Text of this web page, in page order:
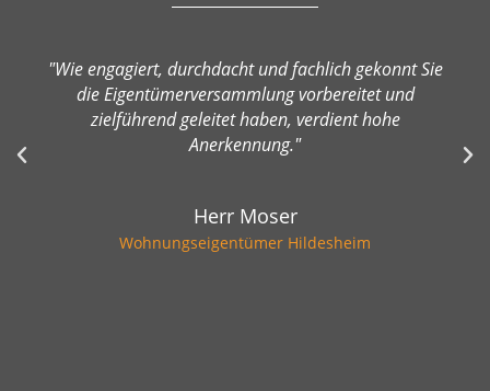
"Wie engagiert, durchdacht und fachlich gekonnt Sie
die Eigentümerversammlung vorbereitet und
zielführend geleitet haben, verdient hohe
Anerkennung."
Herr Moser
Wohnungseigentümer Hildesheim